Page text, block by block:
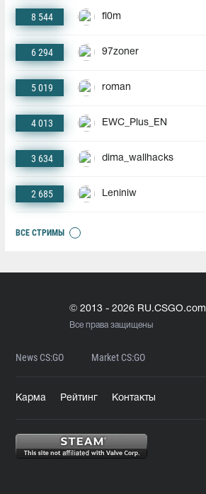
8 544 fl0m
6 294 97zoner
5 019 roman
4 013 EWC_Plus_EN
3 634 dima_wallhacks
2 685 Leniniw
ВСЕ СТРИМЫ
© 2013 - 2026 RU.CSGO.com
Все права защищены
News CS:GO Market CS:GO
Карма Рейтинг Контакты